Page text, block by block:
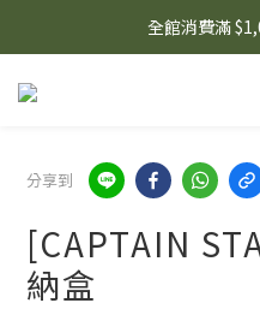
🌟 想知道現在有什麼
全館消費滿
🌟 想知道現在有什麼
分享到
[CAPTAIN
納盒